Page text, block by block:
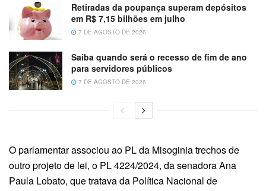
Retiradas da poupança superam depósitos
em R$ 7,15 bilhões em julho
7 DE AGOSTO DE 2026
Saiba quando será o recesso de fim de ano
para servidores públicos
7 DE AGOSTO DE 2026
O parlamentar associou ao PL da Misoginia trechos de
outro projeto de lei, o PL 4224/2024, da senadora Ana
Paula Lobato, que tratava da Política Nacional de